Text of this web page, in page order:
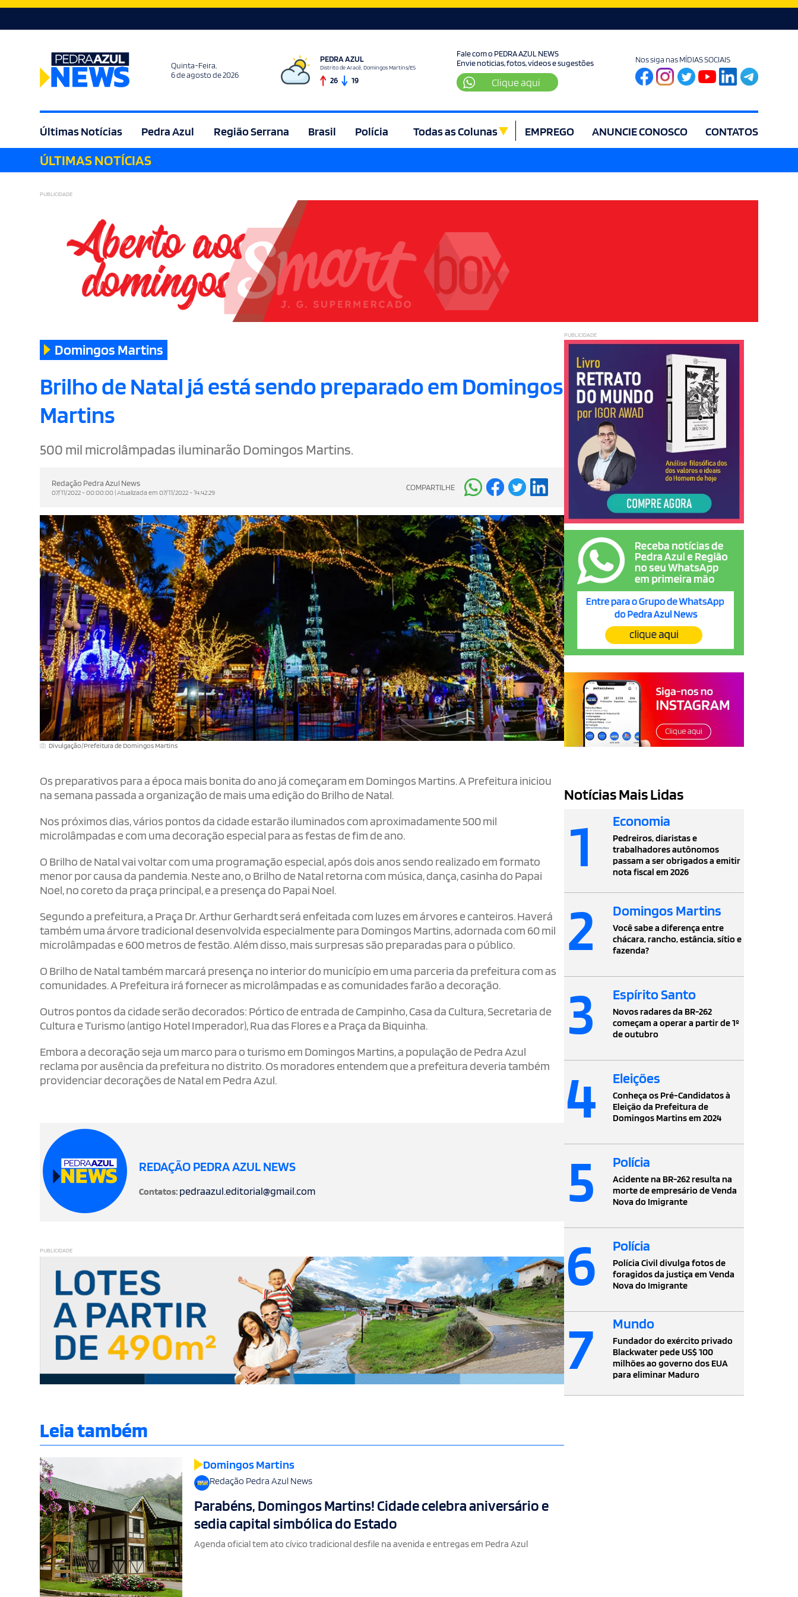
Quinta-Feira,
6 de agosto de 2026
PEDRA AZUL
Distrito de Aracê, Domingos Martins/ES
26 19
Fale com o PEDRA AZUL NEWS
Envie noticias, fotos, vídeos e sugestões
Clique aqui
Nos siga nas MÍDIAS SOCIAIS
Últimas Notícias Pedra Azul Região Serrana Brasil Polícia Todas as Colunas
Agricultura
EMPREGO ANUNCIE CONOSCO CONTATOS
ÚLTIMAS NOTÍCIAS
PUBLICIDADE
Domingos Martins
Brilho de Natal já está sendo preparado em Domingos
Martins
500 mil microlâmpadas iluminarão Domingos Martins.
Redação Pedra Azul News
07/11/2022 - 00:00:00 | Atualizada em 07/11/2022 - 14:42:29 COMPARTILHE
Divulgação/Prefeitura de Domingos Martins
Os preparativos para a época mais bonita do ano já começaram em Domingos Martins. A Prefeitura iniciou
na semana passada a organização de mais uma edição do Brilho de Natal.
Nos próximos dias, vários pontos da cidade estarão iluminados com aproximadamente 500 mil
microlâmpadas e com uma decoração especial para as festas de fim de ano.
O Brilho de Natal vai voltar com uma programação especial, após dois anos sendo realizado em formato
menor por causa da pandemia. Neste ano, o Brilho de Natal retorna com música, dança, casinha do Papai
Noel, no coreto da praça principal, e a presença do Papai Noel.
Segundo a prefeitura, a Praça Dr. Arthur Gerhardt será enfeitada com luzes em árvores e canteiros. Haverá
também uma árvore tradicional desenvolvida especialmente para Domingos Martins, adornada com 60 mil
microlâmpadas e 600 metros de festão. Além disso, mais surpresas são preparadas para o público.
O Brilho de Natal também marcará presença no interior do município em uma parceria da prefeitura com as
comunidades. A Prefeitura irá fornecer as microlâmpadas e as comunidades farão a decoração.
Outros pontos da cidade serão decorados: Pórtico de entrada de Campinho, Casa da Cultura, Secretaria de
Cultura e Turismo (antigo Hotel Imperador), Rua das Flores e a Praça da Biquinha.
Embora a decoração seja um marco para o turismo em Domingos Martins, a população de Pedra Azul
reclama por ausência da prefeitura no distrito. Os moradores entendem que a prefeitura deveria também
providenciar decorações de Natal em Pedra Azul.
REDAÇÃO PEDRA AZUL NEWS
Contatos: pedraazul.editorial@gmail.com
PUBLICIDADE
Leia também
Domingos Martins
Redação Pedra Azul News
Parabéns, Domingos Martins! Cidade celebra aniversário e
sedia capital simbólica do Estado
Agenda oficial tem ato cívico tradicional desfile na avenida e entregas em Pedra Azul
PUBLICIDADE
Notícias Mais Lidas
1 Economia
Pedreiros, diaristas e
trabalhadores autônomos
passam a ser obrigados a emitir
nota fiscal em 2026
2 Domingos Martins
Você sabe a diferença entre
chácara, rancho, estância, sítio e
fazenda?
3 Espírito Santo
Novos radares da BR-262
começam a operar a partir de 1º
de outubro
4 Eleições
Conheça os Pré-Candidatos à
Eleição da Prefeitura de
Domingos Martins em 2024
5 Polícia
Acidente na BR-262 resulta na
morte de empresário de Venda
Nova do Imigrante
6 Polícia
Polícia Civil divulga fotos de
foragidos da justiça em Venda
Nova do Imigrante
7 Mundo
Fundador do exército privado
Blackwater pede US$ 100
milhões ao governo dos EUA
para eliminar Maduro